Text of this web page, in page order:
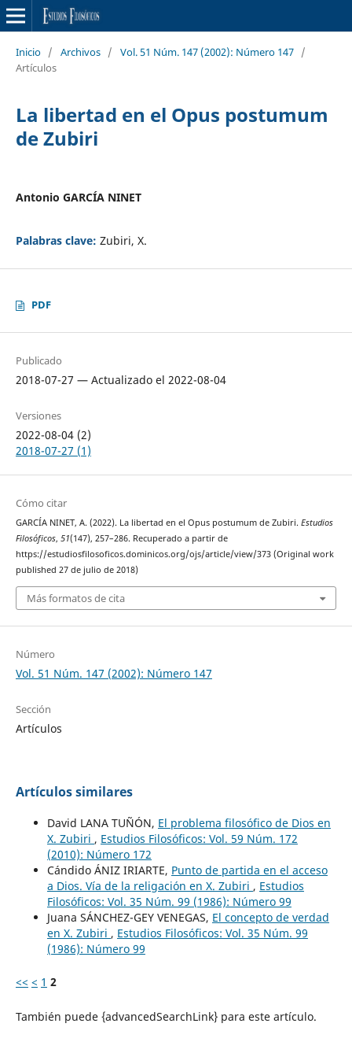
Inicio / Archivos / Vol. 51 Núm. 147 (2002): Número 147 /
Artículos
La libertad en el Opus postumum
de Zubiri
Antonio GARCÍA NINET
Palabras clave: Zubiri, X.
PDF
Publicado
2018-07-27 — Actualizado el 2022-08-04
Versiones
2022-08-04 (2)
2018-07-27 (1)
Cómo citar
GARCÍA NINET, A. (2022). La libertad en el Opus postumum de Zubiri. Estudios
Filosóficos, 51(147), 257–286. Recuperado a partir de
https://estudiosfilosoficos.dominicos.org/ojs/article/view/373 (Original work
published 27 de julio de 2018)
Más formatos de cita
Número
Vol. 51 Núm. 147 (2002): Número 147
Sección
Artículos
Artículos similares
David LANA TUÑÓN, El problema filosófico de Dios en
X. Zubiri , Estudios Filosóficos: Vol. 59 Núm. 172
(2010): Número 172
Cándido ÁNIZ IRIARTE, Punto de partida en el acceso
a Dios. Vía de la religación en X. Zubiri , Estudios
Filosóficos: Vol. 35 Núm. 99 (1986): Número 99
Juana SÁNCHEZ-GEY VENEGAS, El concepto de verdad
en X. Zubiri , Estudios Filosóficos: Vol. 35 Núm. 99
(1986): Número 99
<< < 1 2
También puede {advancedSearchLink} para este artículo.